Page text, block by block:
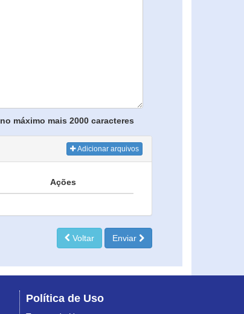
no máximo mais 2000 caracteres
Adicionar arquivos
Ações
Voltar Enviar
Política de Uso